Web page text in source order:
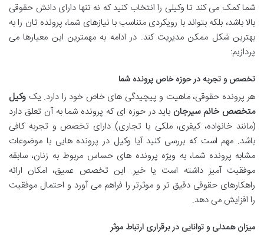
شما کمک می کند تا وکیلی را انتخاب کنید که نه تنها دارای دانش حقوقی
بالا باشد، بلکه بتواند با رویکردی متناسب با نیازهای شما، پرونده تان را به
بهترین شکل ممکن مدیریت کند. در ادامه به مهمترین این معیارها می
پردازیم:
تخصص و تجربه در حوزه خاص پرونده شما
هر پرونده حقوقی، ماهیت و پیچیدگی های خاص خود را دارد. یک وکیل
متخصص خانم سیرجان باید در حوزه ای که پرونده شما به آن تعلق دارد
(مانند خانواده، کیفری، ملکی یا تجاری) دارای تخصص و تجربه کافی
باشد. مهم است که بررسی کنید آیا وکیل در پرونده هایی با موضوعات
مشابه پرونده شما، به ویژه پرونده های حساس مربوط به زنان، سابقه
موفقیت آمیز داشته است یا خیر. این تخصص عمیق، امکان ارائه
راهکارهای حقوقی دقیق تر و موثرتر را فراهم می آورد و احتمال موفقیت
را افزایش می دهد.
میزان همدلی و توانایی در برقراری ارتباط موثر